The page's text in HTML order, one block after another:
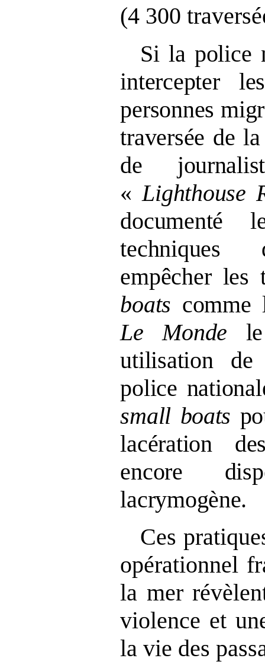
(4 300
Si la police
intercepter
personnes
traversée de
de
« Lighthouse
documenté
techniques
empêcher les
boats comme
Le
Monde
utilisation de
police
small boats
lacération
encore
lacrymogène.
Ces
opérationnel
la mer
violence et
la vie des